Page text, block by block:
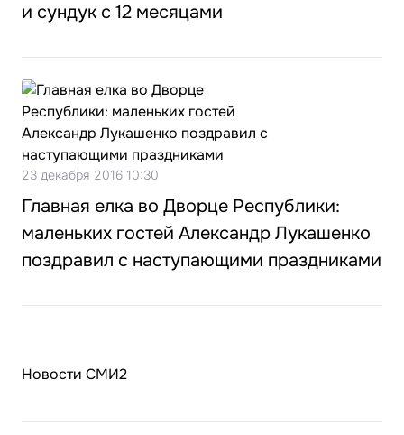
и сундук с 12 месяцами
23 декабря 2016 10:30
Главная елка во Дворце Республики:
маленьких гостей Александр Лукашенко
поздравил с наступающими праздниками
Новости СМИ2